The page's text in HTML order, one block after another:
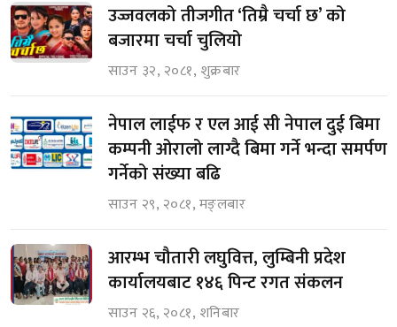
उज्जवलको तीजगीत ‘तिम्रै चर्चा छ’ को
बजारमा चर्चा चुलियो
साउन ३२, २०८१, शुक्रबार
नेपाल लाईफ र एल आई सी नेपाल दुई बिमा
कम्पनी ओरालो लाग्दै बिमा गर्ने भन्दा समर्पण
गर्नेको संख्या बढि
साउन २९, २०८१, मङ्लबार
आरम्भ चौतारी लघुवित्त, लुम्बिनी प्रदेश
कार्यालयबाट १४६ पिन्ट रगत संकलन
साउन २६, २०८१, शनिबार